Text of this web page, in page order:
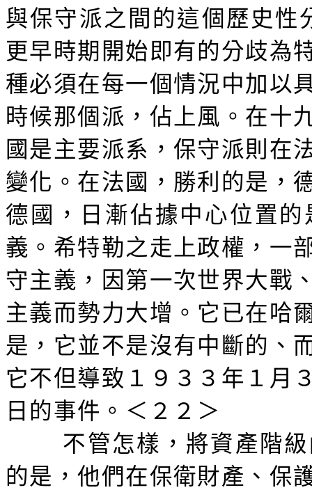
與保守派之間的這個歷史
更早時期開始即有的分歧為
種必須在每一個情況中加以
時候那個派，佔上風。在十
國是主要派系，保守派則在
變化。在法國，勝利的是，
德國，日漸佔據中心位置
義。希特勒之走上政權，一
守主義，因第一次世界大戰
主義而勢力大增。它已在哈
是，它並不是沒有中斷的、
它不但導致１９３３年１月
日的事件。＜２２＞
不管怎樣，將資產階
的是，他們在保衛財產、保